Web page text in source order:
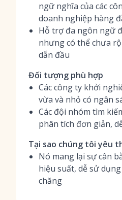
ngữ nghĩa của các
doanh nghiệp hàng
Hỗ trợ đa ngôn ngữ
nhưng có thể chưa
dẫn đầu
Đối tượng phù hợp
Các công ty khởi
vừa và nhỏ có ngân
Các đội nhóm tìm
phân tích đơn giản,
Tại sao chúng tôi yêu
Nó mang lại sự cân
hiệu suất, dễ sử
chăng